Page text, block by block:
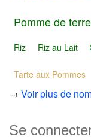
Pomme de terre
Riz Riz au Lait
Tarte aux Pommes
→ Voir plus de
Se